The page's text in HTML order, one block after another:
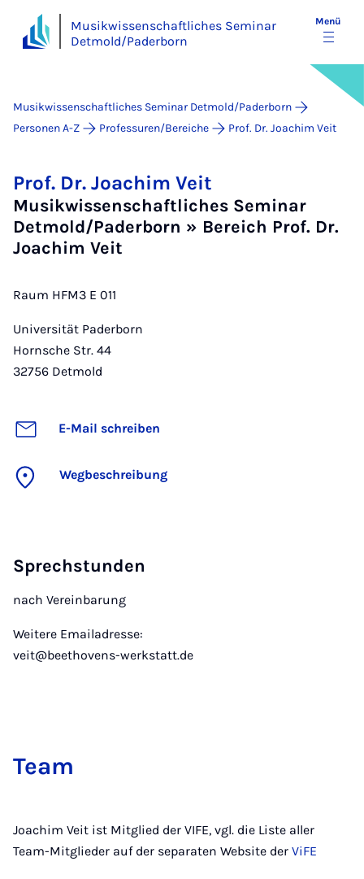
Musikwissenschaftliches Seminar
Detmold/Paderborn
Menü
Musikwissenschaftliches Seminar Detmold/Paderborn
Personen A-Z
Professuren/Bereiche Prof. Dr. Joachim Veit
Prof. Dr. Joachim Veit
Musikwissenschaftliches Seminar
Detmold/Paderborn » Bereich Prof. Dr.
Joachim Veit
Raum HFM3 E 011
Universität Paderborn
Hornsche Str. 44
32756 Detmold
E-Mail schreiben
Wegbeschreibung
Sprechstunden
nach Vereinbarung
Weitere Emailadresse:
veit@beethovens-werkstatt.de
Team
Joachim Veit ist Mitglied der VIFE, vgl. die Liste aller
Team-Mitglieder auf der separaten Website der ViFE